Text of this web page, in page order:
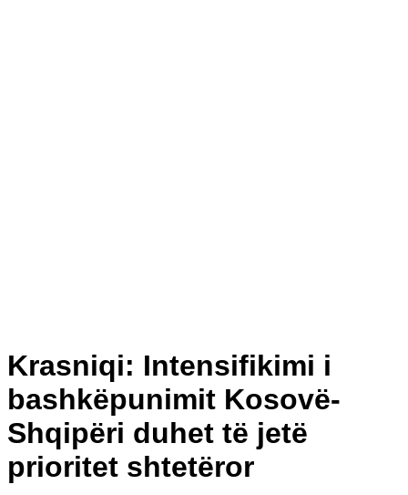
Krasniqi: Intensifikimi i
bashkëpunimit Kosovë-
Shqipëri duhet të jetë
prioritet shtetëror